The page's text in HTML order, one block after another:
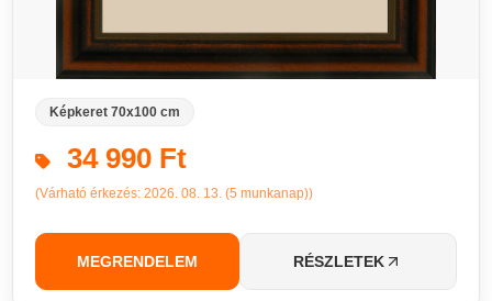
Képkeret 70x100 cm
34 990 Ft
(Várható érkezés: 2026. 08. 13. (5 munkanap))
MEGRENDELEM RÉSZLETEK